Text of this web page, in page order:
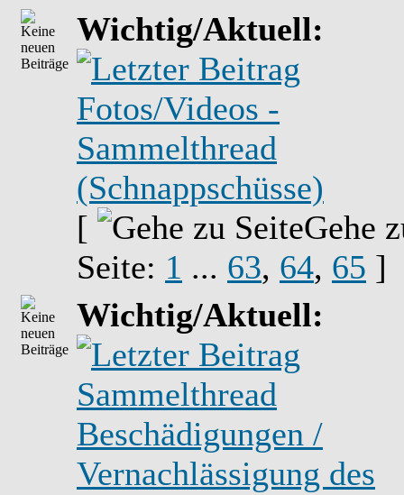
Wichtig/Aktuell:
Fotos/Videos -
Sammelthread
(Schnappschüsse)
[
Gehe
Seite: 1 ... 63, 64, 65 ]
Wichtig/Aktuell:
Sammelthread
Beschädigungen /
Vernachlässigung des